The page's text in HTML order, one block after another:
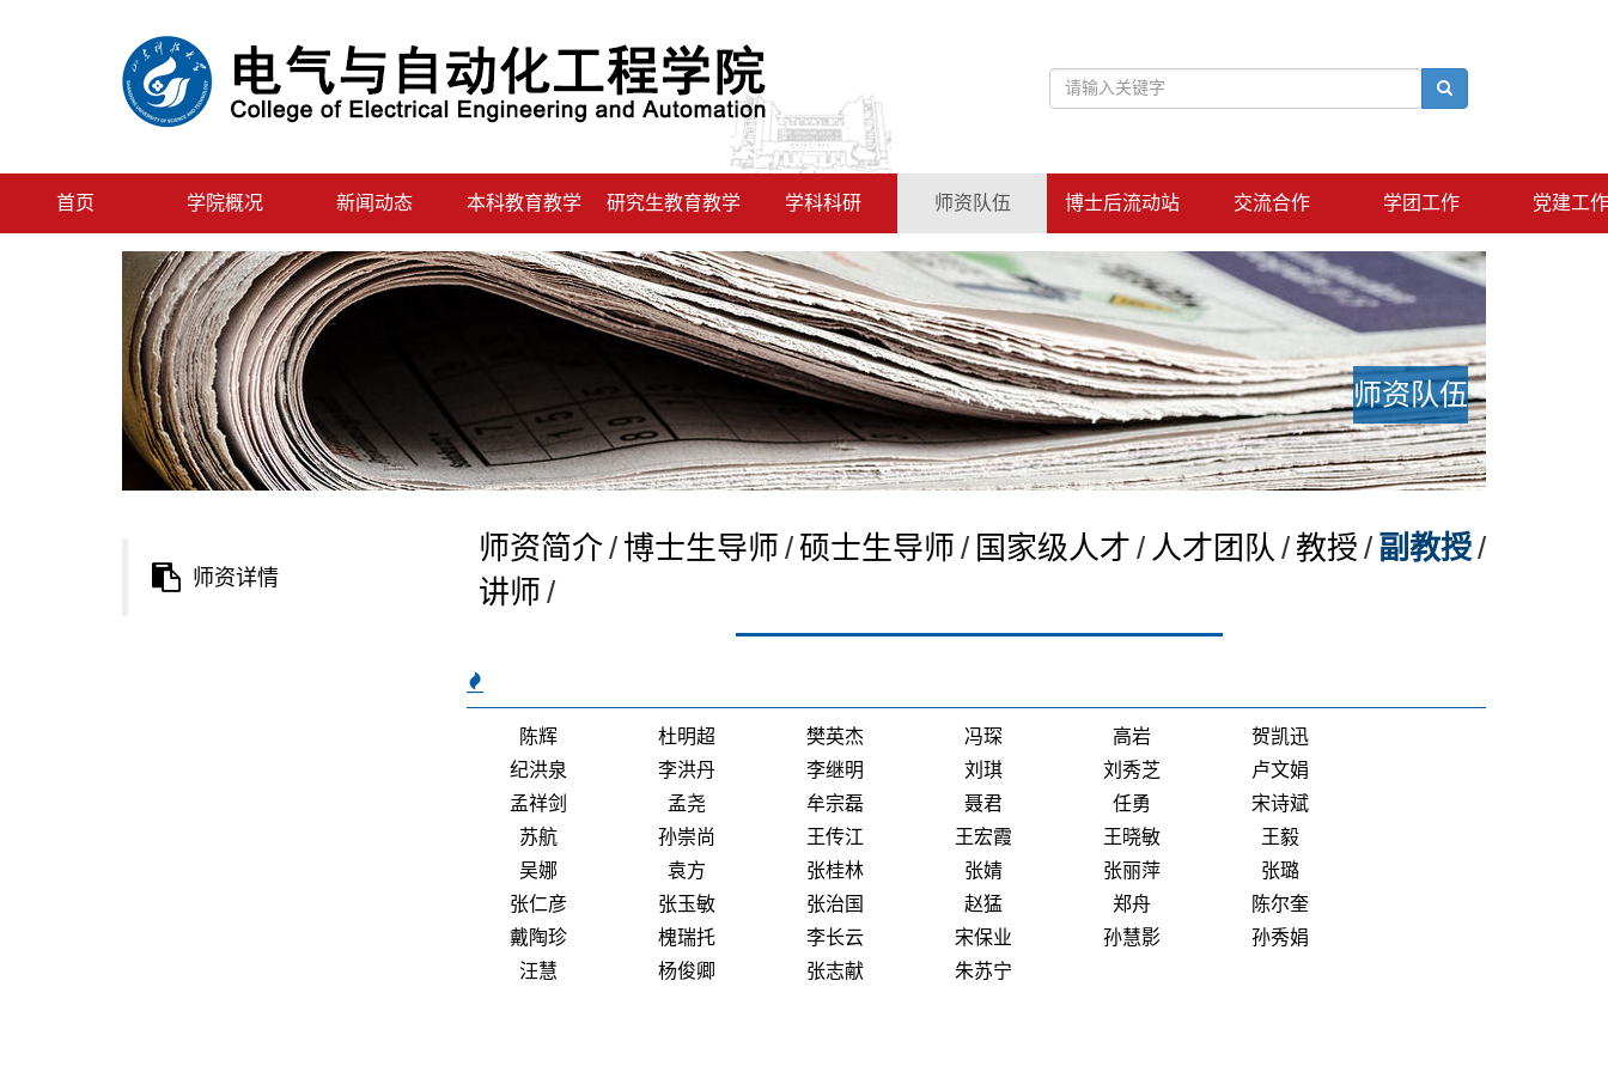
首页 学院概况 新闻动态 本科教育教学 研究生教育教学 学科科研 师资队伍 博士后流动站 交流合作 学团工作 党建工作
师资队伍
师资详情
师资简介/ 博士生导师 /硕士生导师 / 国家级人才 / 人才团队 / 教授 / 副教授/
讲师 /
陈辉 杜明超 樊英杰 冯琛 高岩
贺凯迅
纪洪泉
李洪丹 李继明 刘琪 刘秀芝
卢文娟
孟祥剑
孟尧 牟宗磊 聂君 任勇
宋诗斌
苏航
孙崇尚 王传江 王宏霞 王晓敏
王毅
吴娜
袁方 张桂林 张婧 张丽萍
张璐
张仁彦
张玉敏 张治国 赵猛 郑舟
陈尔奎
戴陶珍
槐瑞托 李长云 宋保业 孙慧影
孙秀娟
汪慧
杨俊卿 张志献 朱苏宁